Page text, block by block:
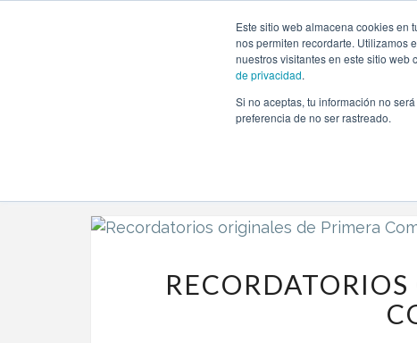
Este sitio web almacena cookies en
nos permiten recordarte. Utilizamos
nuestros visitantes en este sitio web
de privacidad.
Si no aceptas, tu información no
preferencia de no ser rastreado.
recodatorios increibles